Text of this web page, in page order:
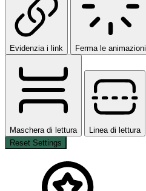
Evidenzia i link Ferma le animazioni
Maschera di lettura Linea di lettura
Reset Settings